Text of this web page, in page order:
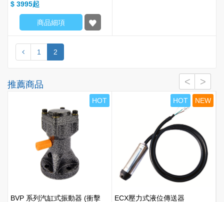
$ 3995
商品細項
1 2
推薦商品
HOT
BVP 系列汽缸式振動器 (衝擊
HOT NEW
ECX壓力式液位傳送器